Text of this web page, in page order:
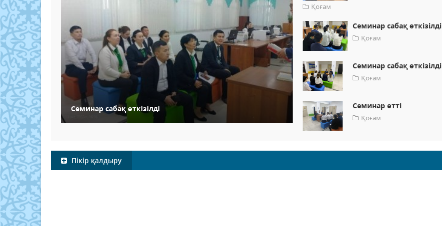
Семинар сабақ өткізілді
Қоғам
Семинар сабақ өткізілді
Қоғам
Семинар сабақ өткізілді
Қоғам
Семинар өтті
Қоғам
Пікір қалдыру